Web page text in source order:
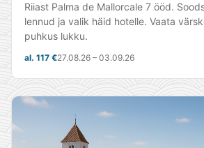
Riiast Palma de Mallorcale 7 ööd.
lennud ja valik häid hotelle. Vaata
puhkus lukku.
al. 117 €27.08.26 – 03.09.26